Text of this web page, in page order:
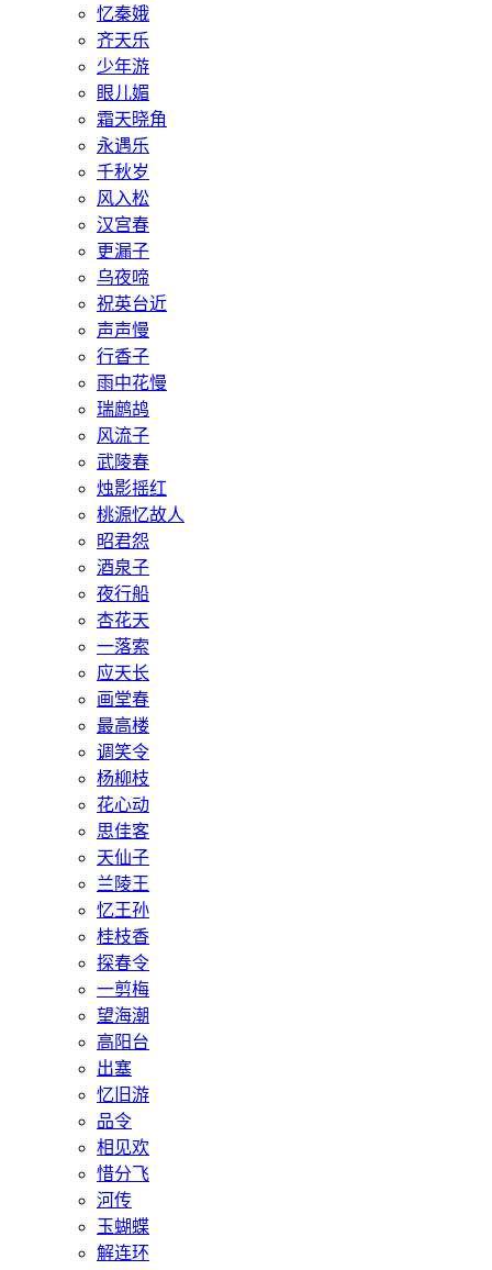
忆秦娥
齐天乐
少年游
眼儿媚
霜天晓角
永遇乐
千秋岁
风入松
汉宫春
更漏子
乌夜啼
祝英台近
声声慢
行香子
雨中花慢
瑞鹧鸪
风流子
武陵春
烛影摇红
桃源忆故人
昭君怨
酒泉子
夜行船
杏花天
一落索
应天长
画堂春
最高楼
调笑令
杨柳枝
花心动
思佳客
天仙子
兰陵王
忆王孙
桂枝香
探春令
一剪梅
望海潮
高阳台
出塞
忆旧游
品令
相见欢
惜分飞
河传
玉蝴蝶
解连环